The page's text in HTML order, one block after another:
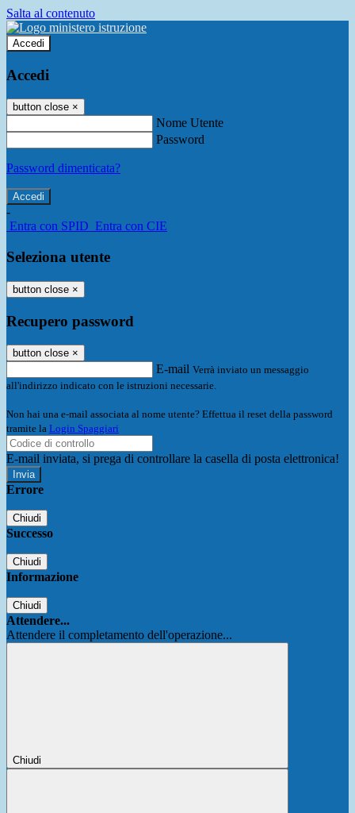
Salta al contenuto
Accedi
Accedi
button close ×
Nome Utente
Password
Password dimenticata?
-
Entra con SPID Entra con CIE
Seleziona utente
button close ×
Recupero password
button close ×
E-mail Verrà inviato un messaggio
all'indirizzo indicato con le istruzioni necessarie.
Non hai una e-mail associata al nome utente? Effettua il reset della password
tramite la Login Spaggiari
E-mail inviata, si prega di controllare la casella di posta elettronica!
Errore
Chiudi
Successo
Chiudi
Informazione
Chiudi
Attendere...
Attendere il completamento dell'operazione...
Chiudi